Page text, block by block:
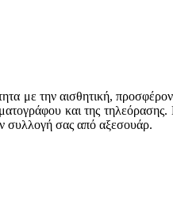
με την αισθητική,
και της τηλεόρασης.
συλλογή σας από αξεσουάρ.